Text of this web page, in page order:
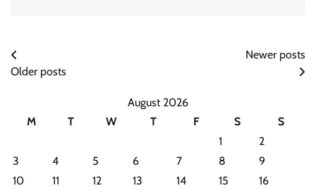
Posts
navigation
Older posts
Newer posts
August 2026
M
T W T F S
S
1
2
3
4 5 6 7 8
9
10
11 12 13 14 15
16